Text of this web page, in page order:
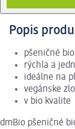
Popis
pšeničné
rýchla a
ideálne na
vegánske
v bio kvalite
dmBio pšeničné